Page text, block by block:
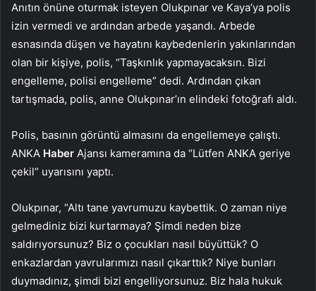
Anıtın önüne oturmak isteyen Olukpınar ve Kaya’ya polis
izin vermedi ve ardından arbede yaşandı. Arbede
esnasında düşen ve hayatını kaybedenlerin yakınlarından
olan bir kişiye, polis, “Taşkınlık yapmayacaksın. Bizi
engelleme, polisi engelleme” dedi. Ardından çıkan
tartışmada, polis, anne Olukpınar’ın elindeki fotoğrafı aldı.
Polis, basının görüntü almasını da engellemeye çalıştı.
ANKA Haber Ajansı kameramına da “Lütfen ANKA geriye
çekil” uyarısını yaptı.
Olukpınar, “Altı tane yavrumuzu kaybettik. O zaman niye
gelmediniz bizi kurtarmaya? Şimdi neden bize
saldırıyorsunuz? Biz o çocukları nasıl büyüttük? O
enkazlardan yavrularımızı nasıl çıkarttık? Niye bunları
duymadınız, şimdi bizi engelliyorsunuz. Biz hala hukuk